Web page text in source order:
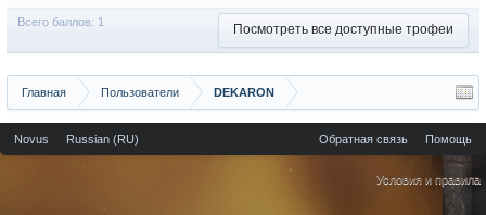
Всего баллов: 1 Посмотреть все доступные трофеи
Главная Пользователи DEKARON
Novus Russian (RU) Обратная связь Помощь
Условия и правила